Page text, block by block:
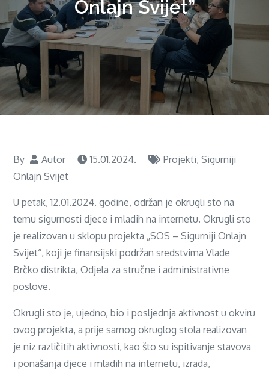
Onlajn Svijet”
By Autor 15.01.2024. Projekti,Sigurniji
Onlajn Svijet
U petak, 12.01.2024. godine, održan je okrugli sto na
temu sigurnosti djece i mladih na internetu. Okrugli sto
je realizovan u sklopu projekta „SOS – Sigurniji Onlajn
Svijet“, koji je finansijski podržan sredstvima Vlade
Brčko distrikta, Odjela za stručne i administrativne
poslove.
Okrugli sto je, ujedno, bio i posljednja aktivnost u okviru
ovog projekta, a prije samog okruglog stola realizovan
je niz različitih aktivnosti, kao što su ispitivanje stavova
i ponašanja djece i mladih na internetu, izrada,